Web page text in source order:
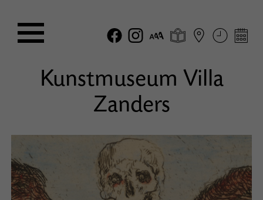
Kunstmuseum Villa
Zanders